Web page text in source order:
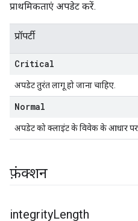
प्राथमिकताएं अपडेट करें.
प्रॉपर्टी
Critical
अपडेट तुरंत लागू हो जाना चाहिए.
Normal
अपडेट को क्लाइंट के विवेक के आधार पर
फ़ंक्शन
integrityLength